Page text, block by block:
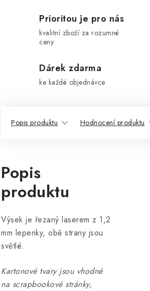
Prioritou je pro nás
kvalitní zboží za rozumné
ceny
Dárek zdarma
ke každé objednávce
Popis produktu Hodnocení produktu
Popis
produktu
Výsek je řezaný laserem z 1,2
mm lepenky, obě strany jsou
světlé.
Kartonové tvary jsou vhodné
na scrapbookové stránky,